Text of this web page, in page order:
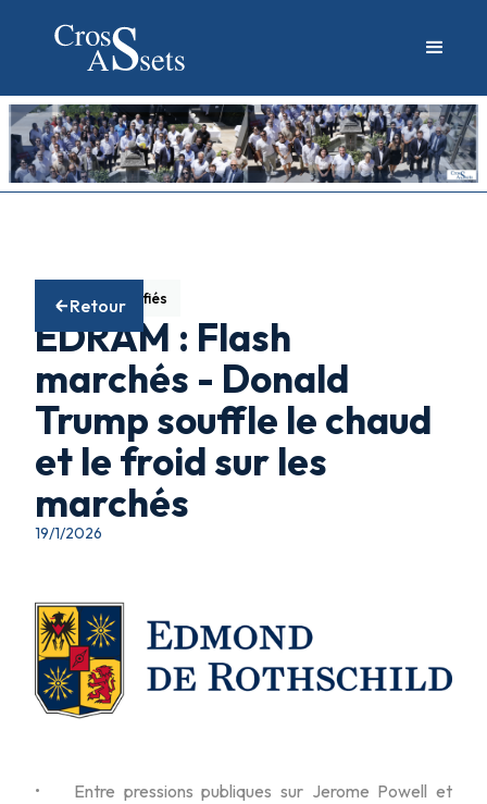
Retour
Fonds diversifiés
EDRAM : Flash
marchés - Donald
Trump souffle le chaud
et le froid sur les
marchés
19/1/2026
• Entre pressions publiques sur Jerome Powell et